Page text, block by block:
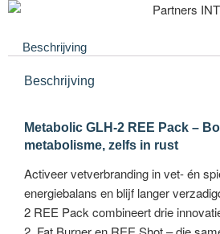
Beschrijving
Beschrijving
Metabolic GLH-2 REE Pack –
metabolisme, zelfs in rust
Activeer vetverbranding in vet- én
energiebalans en blijf langer
2 REE Pack combineert drie